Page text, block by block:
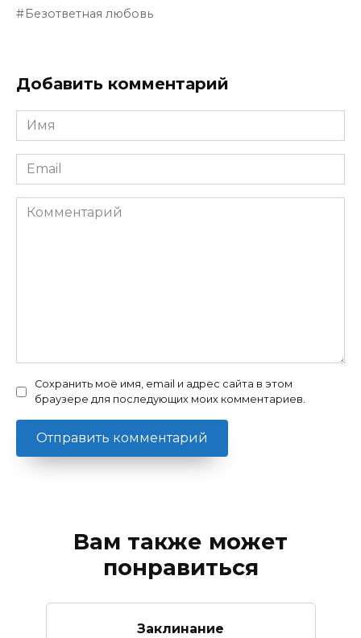
Безответная любовь
Добавить комментарий
Имя
Email
Комментарий
Сохранить моё имя, email и адрес сайта в этом
браузере для последующих моих комментариев.
Вам также может
понравиться
Заклинание